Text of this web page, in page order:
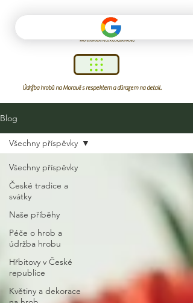
Údržba hrobů na Moravě s respektem a důrazem na detail.
Blog
Všechny příspěvky
České tradice a
svátky
Naše příběhy
Péče o hrob a
údržba hrobu
Hřbitovy v České
republice
Květiny a dekorace
Všechny příspěvky